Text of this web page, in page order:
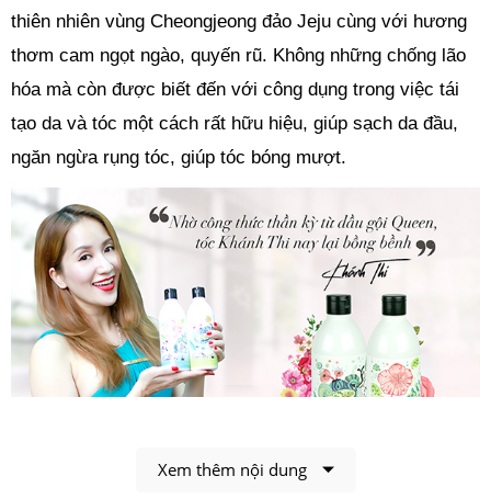
thiên nhiên vùng Cheongjeong đảo Jeju cùng với hương
thơm cam ngọt ngào, quyến rũ. Không những chống lão
hóa mà còn được biết đến với công dụng trong việc tái
tạo da và tóc một cách rất hữu hiệu, giúp sạch da đầu,
ngăn ngừa rụng tóc, giúp tóc bóng mượt.
Xem thêm nội dung